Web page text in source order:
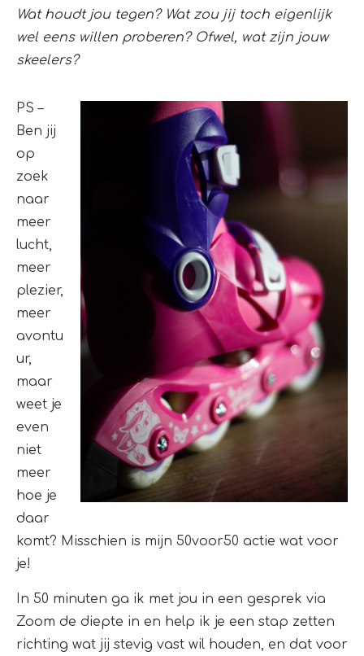
Wat houdt jou tegen? Wat zou jij toch eigenlijk
wel eens willen proberen? Ofwel, wat zijn jouw
skeelers?
PS –
Ben jij
op
zoek
naar
meer
lucht,
meer
plezier,
meer
avontu
ur,
maar
weet je
even
niet
meer
hoe je
daar
komt? Misschien is mijn 50voor50 actie wat voor
je!
In 50 minuten ga ik met jou in een gesprek via
Zoom de diepte in en help ik je een stap zetten
richting wat jij stevig vast wil houden, en dat voor